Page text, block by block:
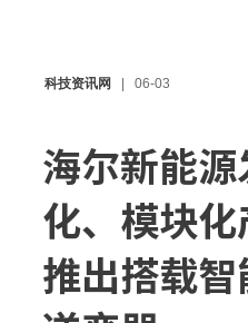
科技资讯网 06-03
海尔新能源
化、模块化
推出搭载